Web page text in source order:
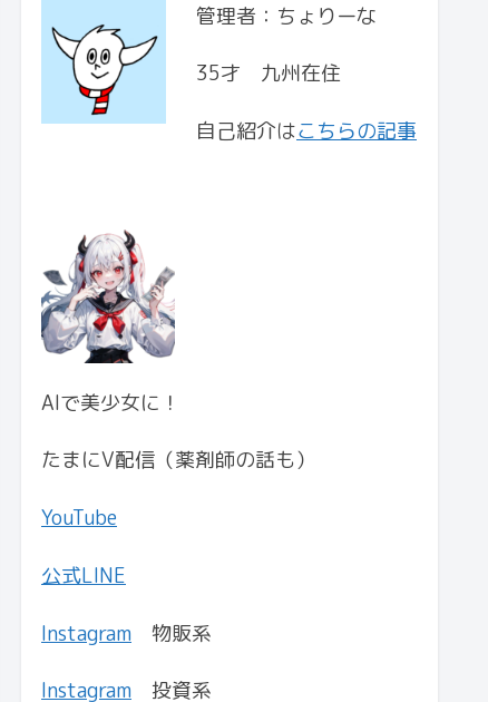
管理者：ちょりーな
35才 九州在住
自己紹介はこちらの記事
AIで美少女に！
たまにV配信（薬剤師の話も）
YouTube
公式LINE
Instagram 物販系
Instagram 投資系